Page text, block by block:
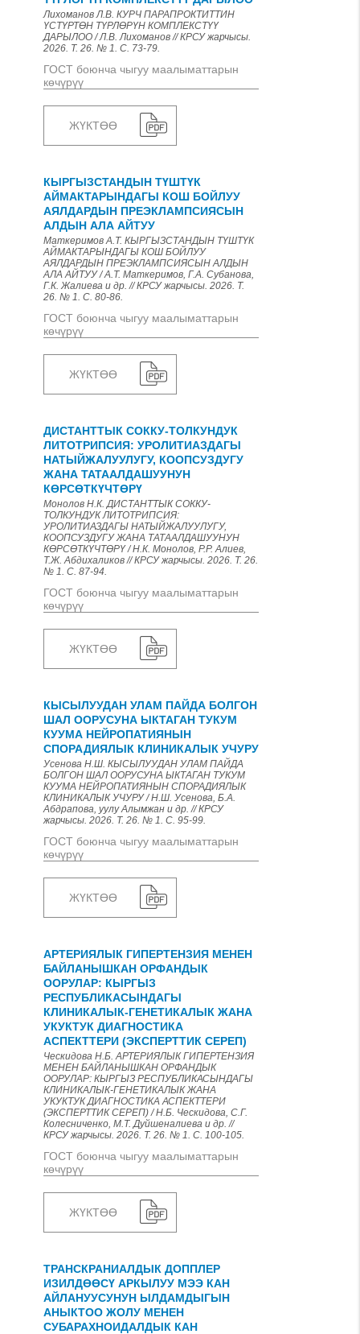
Лихоманов Л.В. КУРЧ ПАРАПРОКТИТТИН
ҮСТҮРТӨН ТҮРЛӨРҮН КОМПЛЕКСТҮҮ
ДАРЫЛОО / Л.В. Лихоманов // КРСУ жарчысы.
2026. Т. 26. № 1. С. 73-79.
ГОСТ боюнча чыгуу маалыматтарын
көчүрүү
ЖҮКТӨӨ
КЫРГЫЗСТАНДЫН ТҮШТҮК
АЙМАКТАРЫНДАГЫ КОШ БОЙЛУУ
АЯЛДАРДЫН ПРЕЭКЛАМПСИЯСЫН
АЛДЫН АЛА АЙТУУ
Маткеримов А.Т. КЫРГЫЗСТАНДЫН ТҮШТҮК
АЙМАКТАРЫНДАГЫ КОШ БОЙЛУУ
АЯЛДАРДЫН ПРЕЭКЛАМПСИЯСЫН АЛДЫН
АЛА АЙТУУ / А.Т. Маткеримов, Г.А. Субанова,
Г.К. Жалиева и др. // КРСУ жарчысы. 2026. Т.
26. № 1. С. 80-86.
ГОСТ боюнча чыгуу маалыматтарын
көчүрүү
ЖҮКТӨӨ
ДИСТАНТТЫК СОККУ-ТОЛКУНДУК
ЛИТОТРИПСИЯ: УРОЛИТИАЗДАГЫ
НАТЫЙЖАЛУУЛУГУ, КООПСУЗДУГУ
ЖАНА ТАТААЛДАШУУНУН
КӨРСӨТКҮЧТӨРҮ
Монолов Н.К. ДИСТАНТТЫК СОККУ-
ТОЛКУНДУК ЛИТОТРИПСИЯ:
УРОЛИТИАЗДАГЫ НАТЫЙЖАЛУУЛУГУ,
КООПСУЗДУГУ ЖАНА ТАТААЛДАШУУНУН
КӨРСӨТКҮЧТӨРҮ / Н.К. Монолов, Р.Р. Алиев,
Т.Ж. Абдихаликов // КРСУ жарчысы. 2026. Т. 26.
№ 1. С. 87-94.
ГОСТ боюнча чыгуу маалыматтарын
көчүрүү
ЖҮКТӨӨ
КЫСЫЛУУДАН УЛАМ ПАЙДА БОЛГОН
ШАЛ ООРУСУНА ЫКТАГАН ТУКУМ
КУУМА НЕЙРОПАТИЯНЫН
СПОРАДИЯЛЫК КЛИНИКАЛЫК УЧУРУ
Усенова Н.Ш. КЫСЫЛУУДАН УЛАМ ПАЙДА
БОЛГОН ШАЛ ООРУСУНА ЫКТАГАН ТУКУМ
КУУМА НЕЙРОПАТИЯНЫН СПОРАДИЯЛЫК
КЛИНИКАЛЫК УЧУРУ / Н.Ш. Усенова, Б.А.
Абдрапова, уулу Алымжан и др. // КРСУ
жарчысы. 2026. Т. 26. № 1. С. 95-99.
ГОСТ боюнча чыгуу маалыматтарын
көчүрүү
ЖҮКТӨӨ
АРТЕРИЯЛЫК ГИПЕРТЕНЗИЯ МЕНЕН
БАЙЛАНЫШКАН ОРФАНДЫК
ООРУЛАР: КЫРГЫЗ
РЕСПУБЛИКАСЫНДАГЫ
КЛИНИКАЛЫК-ГЕНЕТИКАЛЫК ЖАНА
УКУКТУК ДИАГНОСТИКА
АСПЕКТТЕРИ (ЭКСПЕРТТИК СЕРЕП)
Ческидова Н.Б. АРТЕРИЯЛЫК ГИПЕРТЕНЗИЯ
МЕНЕН БАЙЛАНЫШКАН ОРФАНДЫК
ООРУЛАР: КЫРГЫЗ РЕСПУБЛИКАСЫНДАГЫ
КЛИНИКАЛЫК-ГЕНЕТИКАЛЫК ЖАНА
УКУКТУК ДИАГНОСТИКА АСПЕКТТЕРИ
(ЭКСПЕРТТИК СЕРЕП) / Н.Б. Ческидова, С.Г.
Колесниченко, М.Т. Дуйшеналиева и др. //
КРСУ жарчысы. 2026. Т. 26. № 1. С. 100-105.
ГОСТ боюнча чыгуу маалыматтарын
көчүрүү
ЖҮКТӨӨ
ТРАНСКРАНИАЛДЫК ДОППЛЕР
ИЗИЛДӨӨСҮ АРКЫЛУУ МЭЭ КАН
АЙЛАНУУСУНУН ЫЛДАМДЫГЫН
АНЫКТОО ЖОЛУ МЕНЕН
СУБАРАХНОИДАЛДЫК КАН